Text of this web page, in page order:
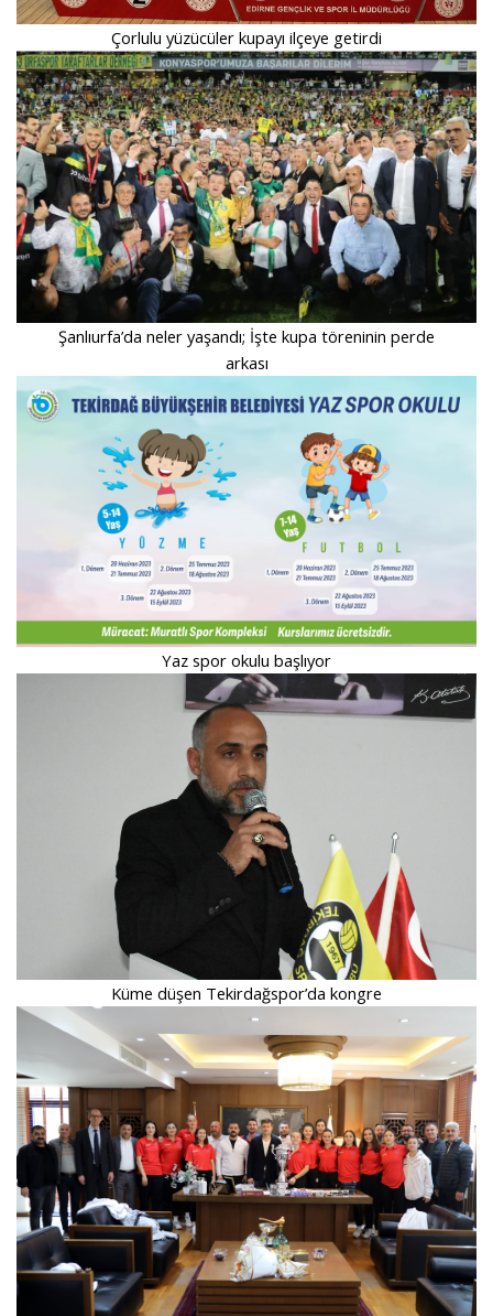
Çorlulu yüzücüler kupayı ilçeye getirdi
Şanlıurfa’da neler yaşandı; İşte kupa töreninin perde
arkası
Yaz spor okulu başlıyor
Küme düşen Tekirdağspor’da kongre